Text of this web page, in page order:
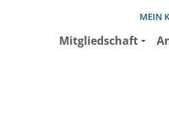
MEIN
Mitgliedschaft